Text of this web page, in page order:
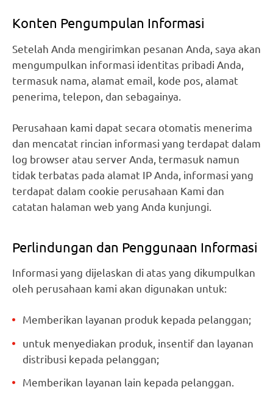
Konten Pengumpulan Informasi
Setelah Anda mengirimkan pesanan Anda, saya akan
mengumpulkan informasi identitas pribadi Anda,
termasuk nama, alamat email, kode pos, alamat
penerima, telepon, dan sebagainya.
Perusahaan kami dapat secara otomatis menerima
dan mencatat rincian informasi yang terdapat dalam
log browser atau server Anda, termasuk namun
tidak terbatas pada alamat IP Anda, informasi yang
terdapat dalam cookie perusahaan Kami dan
catatan halaman web yang Anda kunjungi.
Perlindungan dan Penggunaan Informasi
Informasi yang dijelaskan di atas yang dikumpulkan
oleh perusahaan kami akan digunakan untuk:
Memberikan layanan produk kepada pelanggan;
untuk menyediakan produk, insentif dan layanan
distribusi kepada pelanggan;
Memberikan layanan lain kepada pelanggan.